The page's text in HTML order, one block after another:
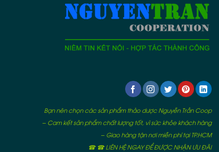
Bạn nên chọn các sản phẩm thảo dược Nguyễn Trần Coop
– Cam kết sản phẩm chất lượng tốt, vì sức khỏe khách hàng
– Giao hàng tận nơi miễn phí tại TP.HCM
☎ ☎ LIÊN HỆ NGAY ĐỂ ĐƯỢC NHẬN ƯU ĐÃI